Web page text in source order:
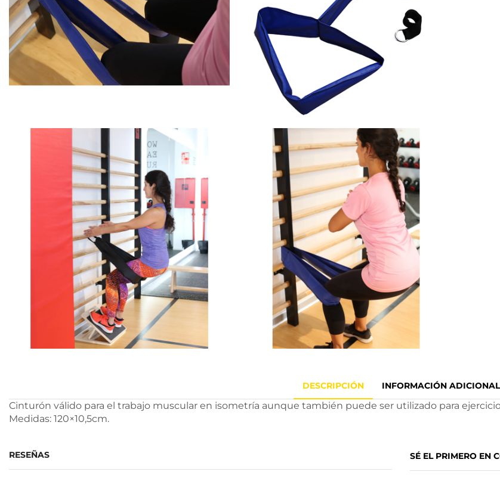
DESCRIPCIÓN INFORMACIÓN ADICIONAL
Cinturón válido para el trabajo muscular en isometría aunque también puede ser utilizado para
Medidas: 120×10,5cm.
RESEÑAS SÉ EL PRIMERO EN